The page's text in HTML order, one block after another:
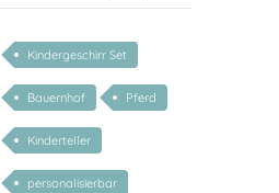
Kindergeschirr Set
Bauernhof Pferd
Kinderteller
personalisierbar